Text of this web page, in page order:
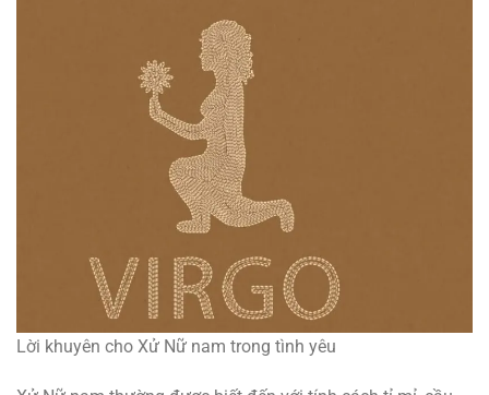
Lời khuyên cho Xử Nữ nam trong tình yêu